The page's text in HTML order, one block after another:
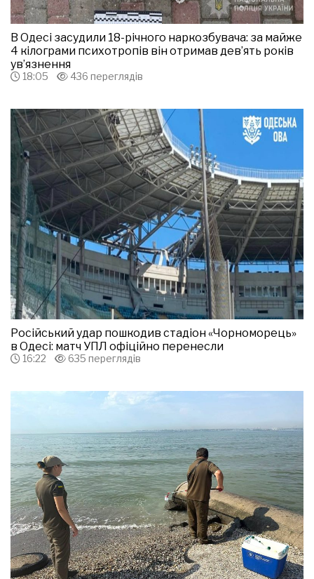
В Одесі засудили 18-річного наркозбувача: за майже
4 кілограми психотропів він отримав дев’ять років
ув’язнення
18:05 436 переглядів
Російський удар пошкодив стадіон «Чорноморець»
в Одесі: матч УПЛ офіційно перенесли
16:22 635 переглядів